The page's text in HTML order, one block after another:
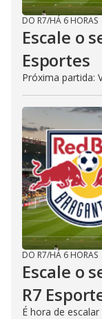
DO R7/HÁ 6 HORAS
Escale o
Esportes
Próxima partida:
DO R7/HÁ 6 HORAS
Escale o
R7
É hora de